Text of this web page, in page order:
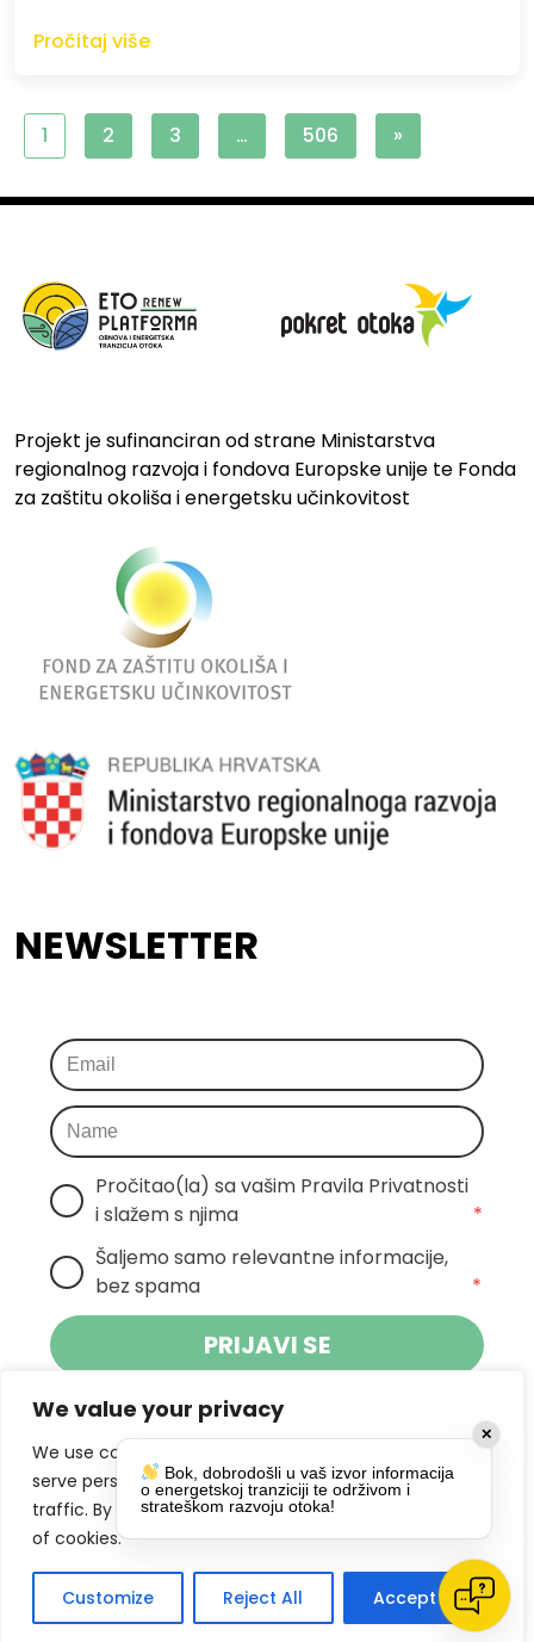
We value your privacy
We use cookies to enhance your browsing experience,
serve personalized ads or content, and analyze our
traffic. By clicking "Accept All", you consent to our use
of cookies.
Customize Reject All Accept All
Pročitaj više
1 2 3 … 506 »
Projekt je sufinanciran od strane Ministarstva
regionalnog razvoja i fondova Europske unije te Fonda
za zaštitu okoliša i energetsku učinkovitost
NEWSLETTER
Pročitao(la) sa vašim Pravila Privatnosti
i slažem s njima
*
Šaljemo samo relevantne informacije,
bez spama
*
PRIJAVI SE
Klikom na gumb dajete suglasnost za
primanje novosti Pokreta Otoka te se
slažete spolitikom privatnosti.
DRUŠTVENE MREŽE
✕
Bok, dobrodošli u vaš izvor informacija
o energetskoj tranziciji te održivom i
strateškom razvoju otoka!